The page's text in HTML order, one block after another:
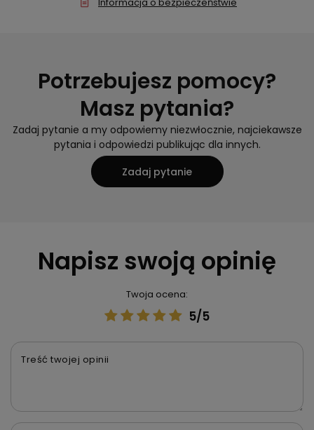
Potrzebujesz pomocy?
Masz pytania?
Zadaj pytanie a my odpowiemy niezwłocznie, najciekawsze
pytania i odpowiedzi publikując dla innych.
Zadaj pytanie
Napisz swoją opinię
Twoja ocena:
5/5
Treść twojej opinii